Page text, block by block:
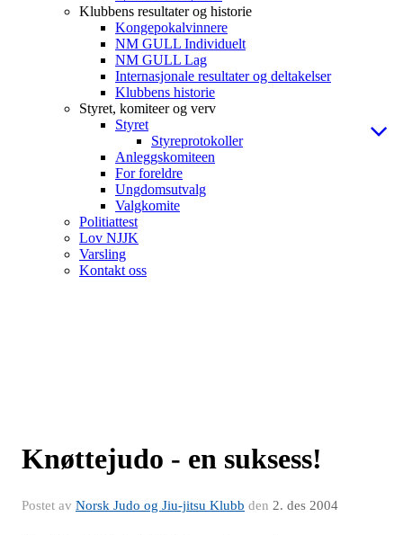
Klubbens resultater og historie
Kongepokalvinnere
NM GULL Individuelt
NM GULL Lag
Internasjonale resultater og deltakelser
Klubbens historie
Styret, komiteer og verv
Styret
Styreprotokoller
Anleggskomiteen
For foreldre
Ungdomsutvalg
Valgkomite
Politiattest
Lov NJJK
Varsling
Kontakt oss
Knøttejudo - en suksess!
Postet av Norsk Judo og Jiu-jitsu Klubb den 2. des 2004